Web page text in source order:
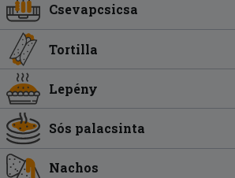
Csevapcsicsa
Tortilla
Lepény
Sós palacsinta
Nachos